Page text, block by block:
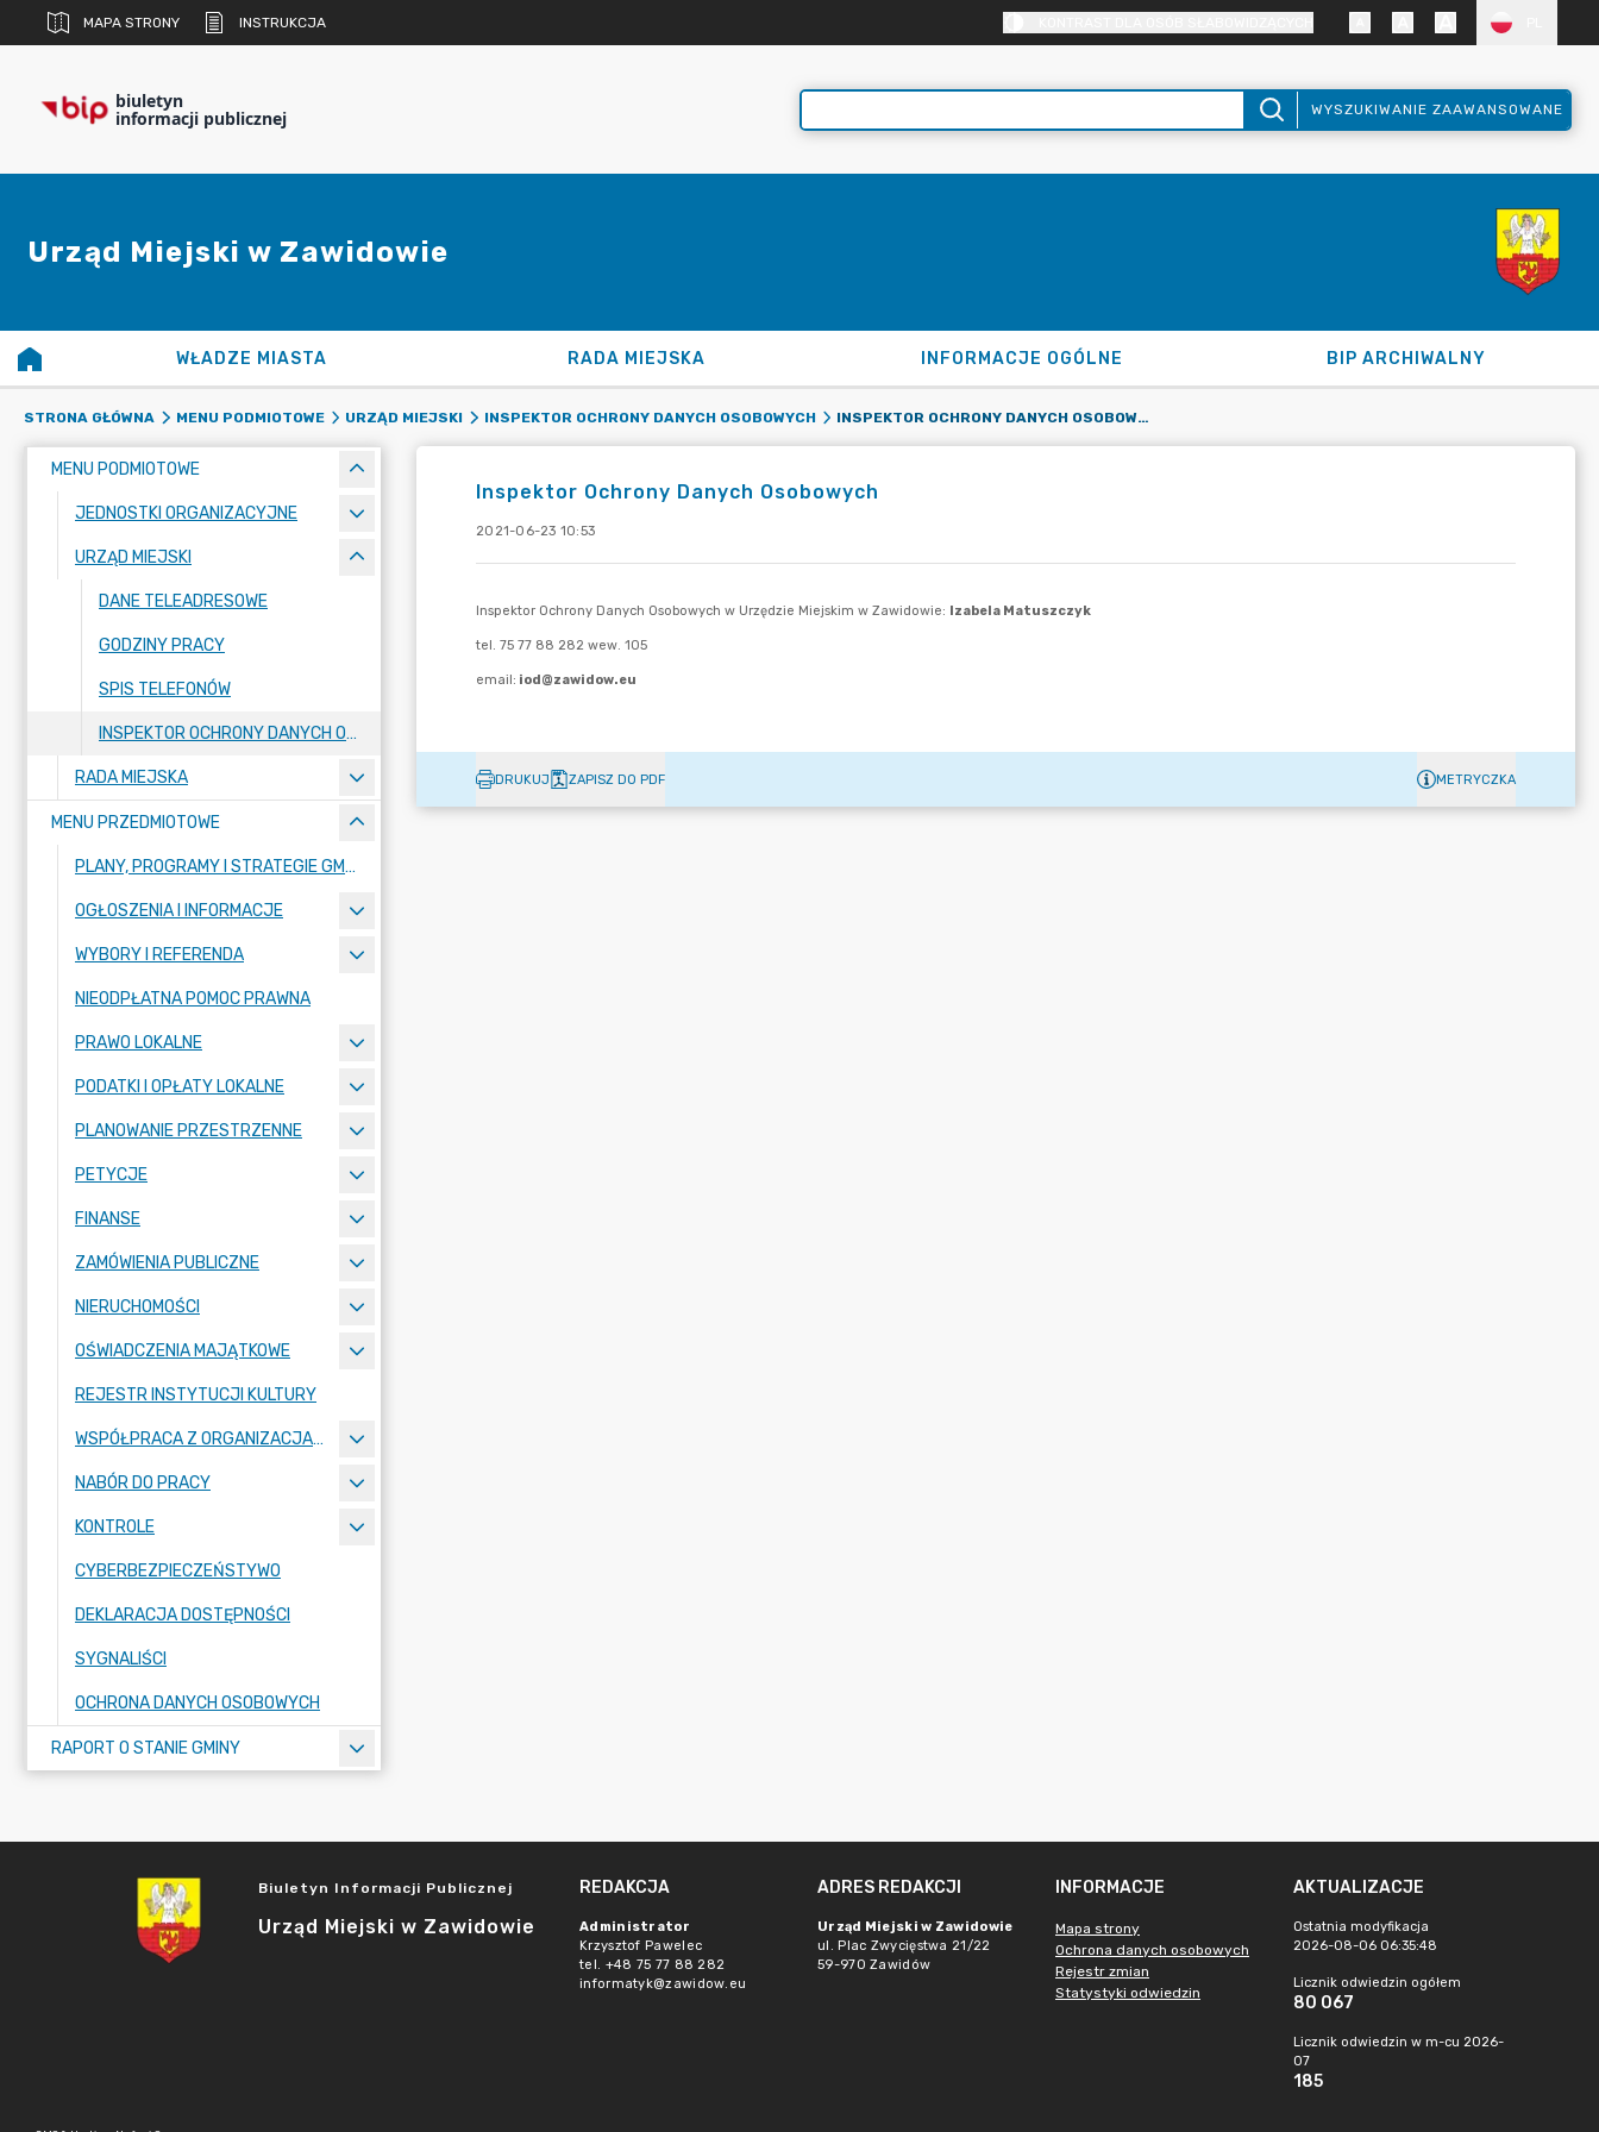
MAPA STRONY INSTRUKCJA
biuletyn
informacji publicznej WYSZUKIWANIE ZAAWANSOWANE
Urząd Miejski w Zawidowie
WŁADZE MIASTA RADA MIEJSKA INFORMACJE OGÓLNE BIP ARCHIWALNY
STRONA GŁÓWNA MENU PODMIOTOWE URZĄD MIEJSKI INSPEKTOR OCHRONY DANYCH OSOBOWYCH INSPEKTOR OCHRONY DANYCH OSOBOWYCH
MENU PODMIOTOWE
JEDNOSTKI ORGANIZACYJNE
URZĄD MIEJSKI
DANE TELEADRESOWE
GODZINY PRACY
SPIS TELEFONÓW
INSPEKTOR OCHRONY DANYCH OSOBOWYCH
RADA MIEJSKA
MENU PRZEDMIOTOWE
PLANY, PROGRAMY I STRATEGIE GMINY
OGŁOSZENIA I INFORMACJE
WYBORY I REFERENDA
NIEODPŁATNA POMOC PRAWNA
PRAWO LOKALNE
PODATKI I OPŁATY LOKALNE
PLANOWANIE PRZESTRZENNE
PETYCJE
FINANSE
ZAMÓWIENIA PUBLICZNE
NIERUCHOMOŚCI
OŚWIADCZENIA MAJĄTKOWE
REJESTR INSTYTUCJI KULTURY
WSPÓŁPRACA Z ORGANIZACJAMI POZARZĄDOWYMI
NABÓR DO PRACY
KONTROLE
CYBERBEZPIECZEŃSTYWO
DEKLARACJA DOSTĘPNOŚCI
SYGNALIŚCI
OCHRONA DANYCH OSOBOWYCH
RAPORT O STANIE GMINY
Inspektor Ochrony Danych Osobowych
2021-06-23 10:53
DRUKUJ ZAPISZ DO PDF METRYCZKA
Biuletyn Informacji Publicznej
Urząd Miejski w Zawidowie
REDAKCJA
Administrator
Krzysztof Pawelec
tel. +48 75 77 88 282
informatyk@zawidow.eu
ADRES REDAKCJI
Urząd Miejski w Zawidowie
ul. Plac Zwycięstwa 21/22
59-970 Zawidów
INFORMACJE
Mapa strony
Ochrona danych osobowych
Rejestr zmian
Statystyki odwiedzin
AKTUALIZACJE
Ostatnia modyfikacja
2026-08-06 06:35:48
Licznik odwiedzin ogółem
80 067
Licznik odwiedzin w m-cu 2026-
07
185